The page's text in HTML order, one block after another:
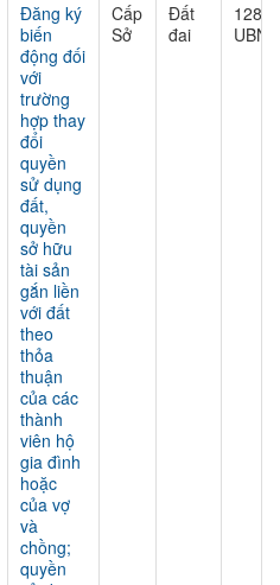
Đăng ký
biến
động đối
với
trường
hợp thay
đổi
quyền
sử dụng
đất,
quyền
sở hữu
tài sản
gắn liền
với đất
theo
thỏa
thuận
của các
thành
viên hộ
gia đình
hoặc
của vợ
và
chồng;
quyền
Cấp
Sở
Đất
đai
UBND